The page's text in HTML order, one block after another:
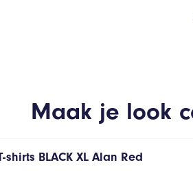
Maak je look
BLACK XL Alan Red